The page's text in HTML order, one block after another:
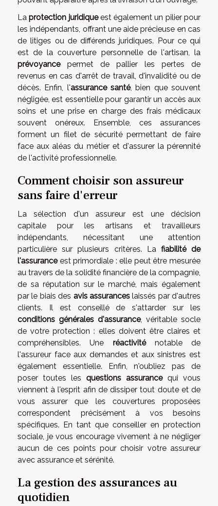
Laprotection juridiqueest également un pilier pour
les indépendants, offrant une aide précieuse en cas
de litiges ou de différends juridiques. Pour ce qui
est de la couverture personnelle de l'artisan, la
prévoyancepermet de pallier les pertes de
revenus en cas d'arrêt de travail, d'invalidité ou de
décès. Enfin, l'assurance santé, bien que souvent
négligée, est essentielle pour garantir un accès aux
soins et une prise en charge des frais médicaux
souvent onéreux. Ensemble, ces assurances
forment un filet de sécurité permettant de faire
face aux aléas du métier et d'assurer la pérennité
de l'activité professionnelle.
Comment choisir son assureur
sans faire d'erreur
La sélection d'un assureur est une décision
capitale pour les artisans et travailleurs
indépendants, nécessitant une attention
particulière sur plusieurs critères. La fiabilité de
l'assuranceest primordiale : elle peut être mesurée
au travers de la solidité financière de la compagnie,
de sa réputation sur le marché, mais également
par le biais des avis assuranceslaissés par d'autres
clients. Il est conseillé de s'attarder sur les
conditions générales d'assurance, véritable socle
de votre protection : elles doivent être claires et
compréhensibles. Une réactiviténotable de
l'assureur face aux demandes et aux sinistres est
également essentielle. Enfin, n'oubliez pas de
poser toutes les questions assurancequi vous
viennent à l'esprit afin de dissiper tout doute et de
vous assurer que les couvertures proposées
correspondent précisément à vos besoins
spécifiques. En tant que conseiller en protection
sociale, je vous encourage vivement à ne négliger
aucun de ces points pour choisir votre assureur
avec assurance et sérénité.
La gestion des assurances au
quotidien